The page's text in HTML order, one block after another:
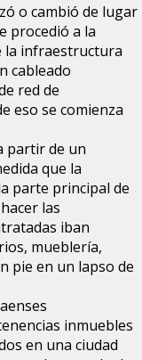
o cambió de lugar
procedió a la
la infraestructura
cableado
red de
eso se comienza
partir de un
que la
parte principal de
las
iban
mueblería,
pie en un lapso de
inmuebles
en una ciudad